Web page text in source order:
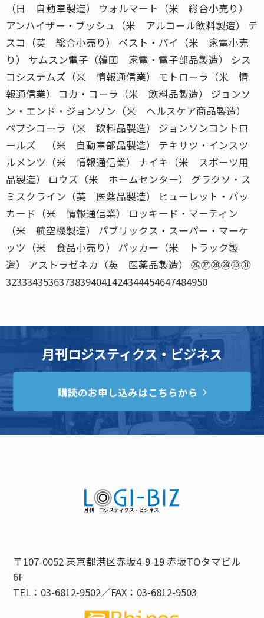
（日 自動車製造） ウォルマート（米 総合小売り）
アンハイザー・ブッシュ（米 アルコール飲料製造） テ
スコ（英 総合小売り） ベスト・バイ（米 家電小売
り） サムスン電子（韓国 家電・電子部品製造） シス
コシステムズ（米 情報通信業） モトローラ（米 情
報通信業） コカ・コーラ（米 飲料品製造） ジョンソ
ン・エンド・ジョンソン（米 ヘルスケア商品製造）
ペプシコーラ（米 飲料品製造） ジョンソンコントロ
ールズ （米 自動車部品製造） テキサツ・インスツ
ルメンツ（米 情報通信業） ナイキ（米 スポーツ用
品製造） ロウズ（米 ホームセンター） グラクソ・ス
ミスクライン（英 医薬品製造） ヒューレット・パッ
カード（米 情報通信業） ロッキード・マーティン
（米 航空機製造） パブリックス・スーパー・マーケ
ッツ（米 食品小売り） パッカー（米 トラック製
造） アストラゼネカ（英 医薬品製造） ㉖㉗㉘㉙㉚㉛
32333435363738394041424344454647484950
月刊ロジスティクス・ビジネス
購読のお申し込みはこちらから
〒107-0052 東京都港区赤坂4-9-19 赤坂TOタマビル
6F
TEL：03-6812-9502／FAX：03-6812-9503